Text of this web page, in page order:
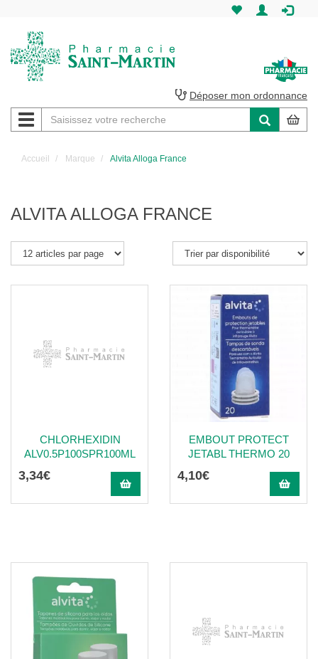
Martin
Pharmacie
Saint-
Amiens
Déposer mon ordonnance
Navigation
Accueil Marque Alvita Alloga France
ALVITA ALLOGA FRANCE
CHLORHEXIDIN
ALV0.5P100SPR100ML
3,34€
EMBOUT PROTECT
JETABL THERMO 20
4,10€